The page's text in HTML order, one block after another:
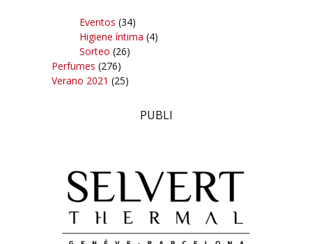
Eventos (34)
Higiene íntima (4)
Sorteo (26)
Perfumes (276)
Verano 2021 (25)
PUBLI